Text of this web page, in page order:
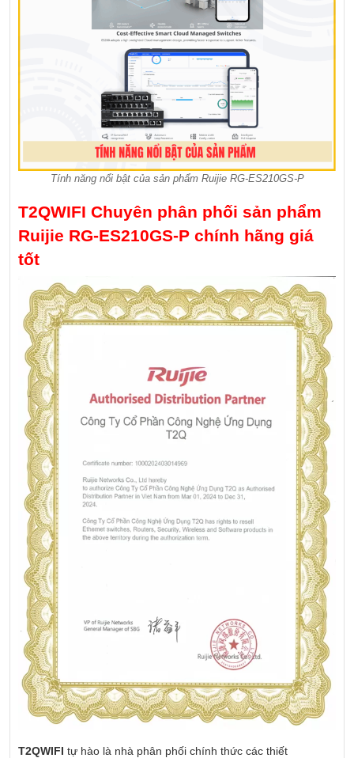
Tính năng nổi bật của sản phẩm Ruijie RG-ES210GS-P
T2QWIFI Chuyên phân phối sản phẩm
Ruijie RG-ES210GS-P chính hãng giá
tốt
T2QWIFI tự hào là nhà phân phối chính thức các thiết